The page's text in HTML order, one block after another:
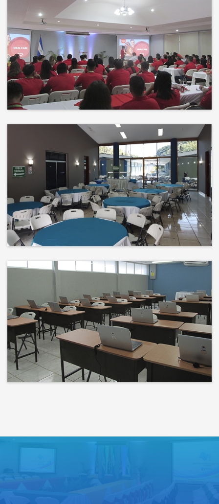
Desconectamos para conectar.
Entre risas, brisa fresca y un
ambiente natural
Events
El éxito no es solo un destino, es el
impacto que dejamos en el
camino
Bienvenidos a un espacio donde
las ideas cobran voz y el
conocimiento se comparte
todos tus mañanas